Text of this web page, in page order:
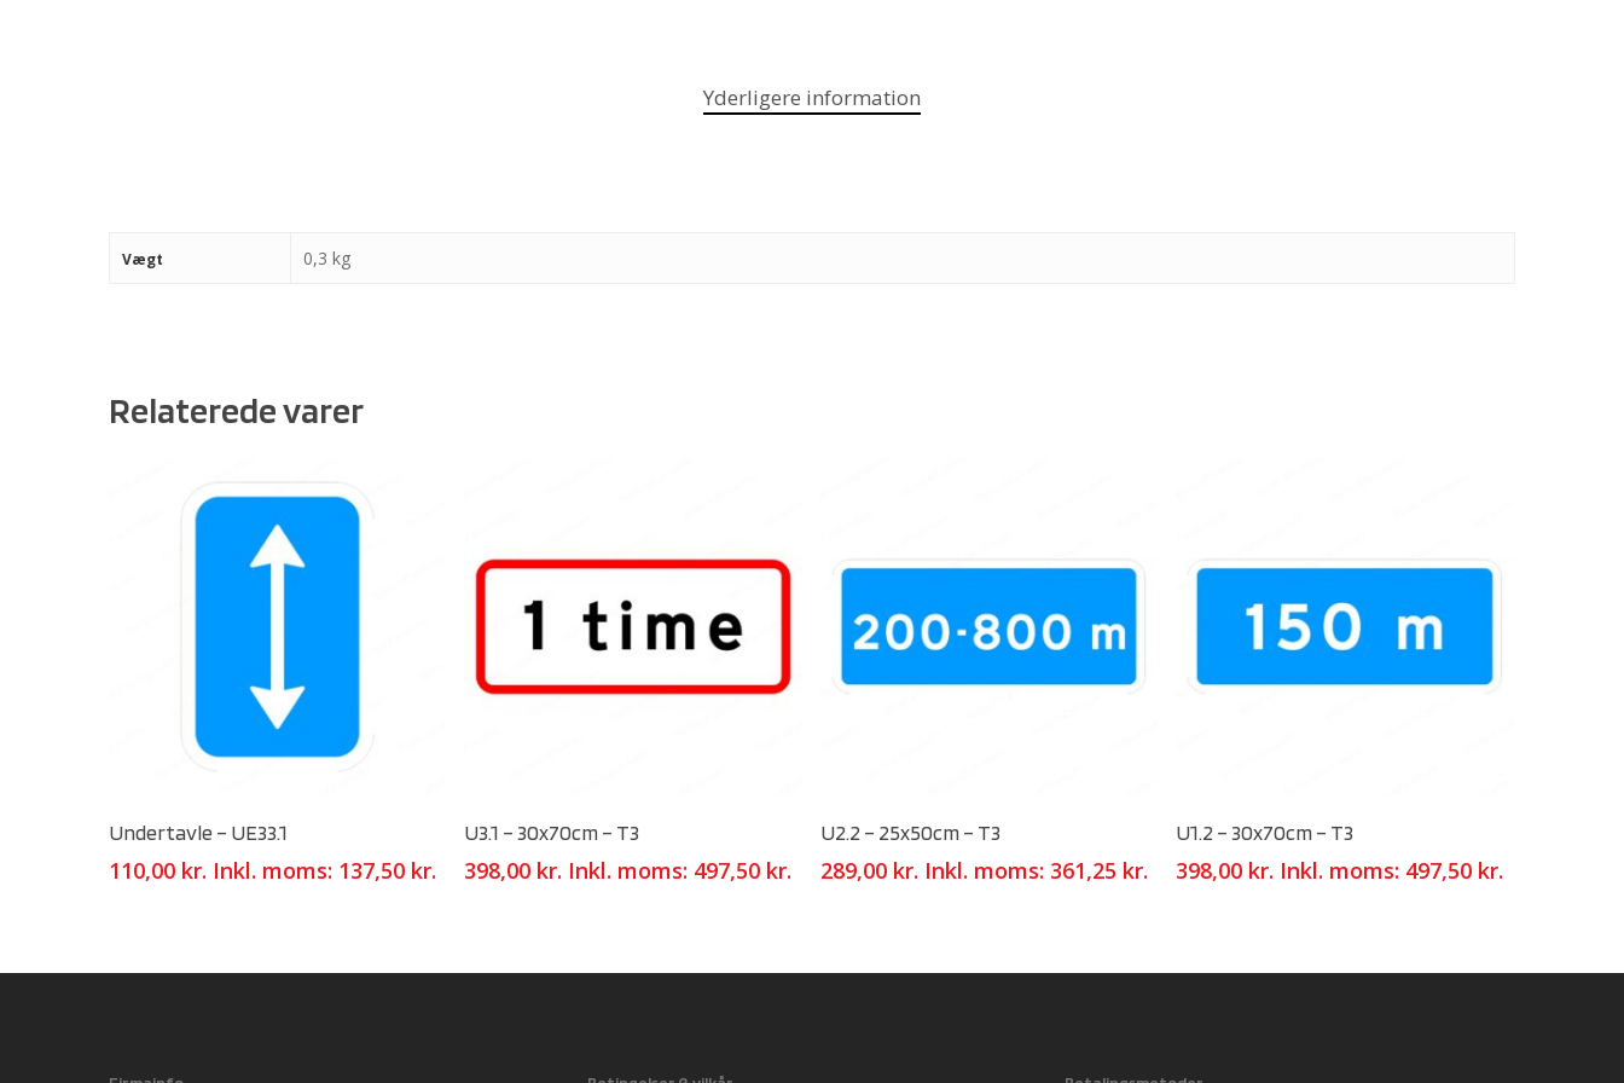
Yderligere information
Vægt 0,3 kg
Relaterede varer
Undertavle – UE33.1
110,00 kr. Inkl. moms: 137,50 kr.
U3.1 – 30x70cm – T3
398,00 kr. Inkl. moms: 497,50 kr.
U2.2 – 25x50cm – T3
289,00 kr. Inkl. moms: 361,25 kr.
U1.2 – 30x70cm – T3
398,00 kr. Inkl. moms: 497,50 kr.